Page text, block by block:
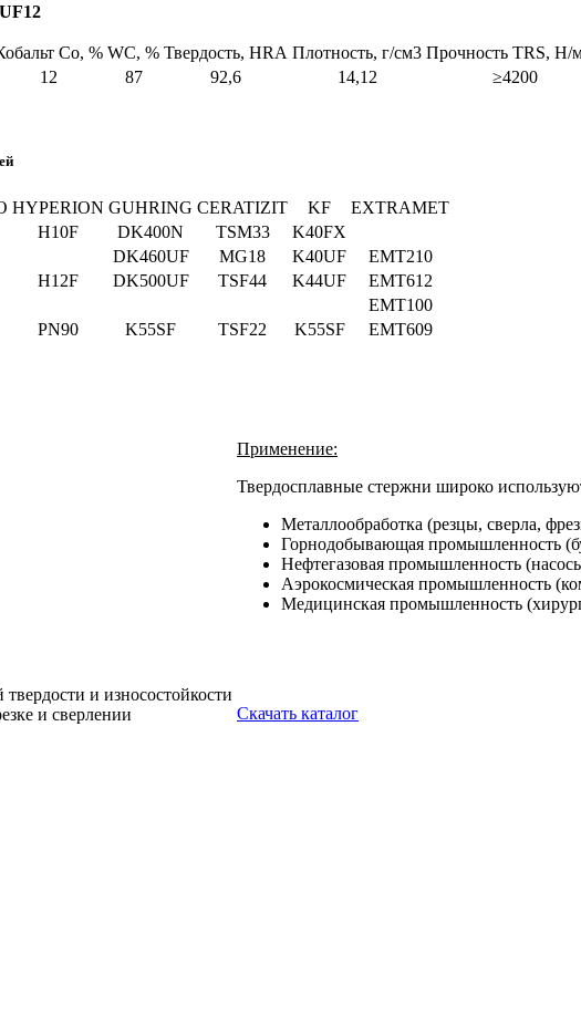
Co, % WC, % Твердость, HRA Плотность, г/см3 Прочность TRS, Н/
12 87 92,6 14,12 ≥4200
HYPERION GUHRING CERATIZIT KF
EXTRAMET
H10F DK400N TSM33
K40FX
DK460UF MG18 K40UF
EMT210
H12F DK500UF TSF44 K44UF
EMT612
EMT100
PN90 K55SF TSF22 K55SF EMT609
Применение:
Твердосплавные стержни широко
Металлообработка (резцы, сверла,
Горнодобывающая промышленность
Нефтегазовая промышленность
Аэрокосмическая промышленность
Медицинская промышленность
и износостойкости
и сверлении
Скачать каталог